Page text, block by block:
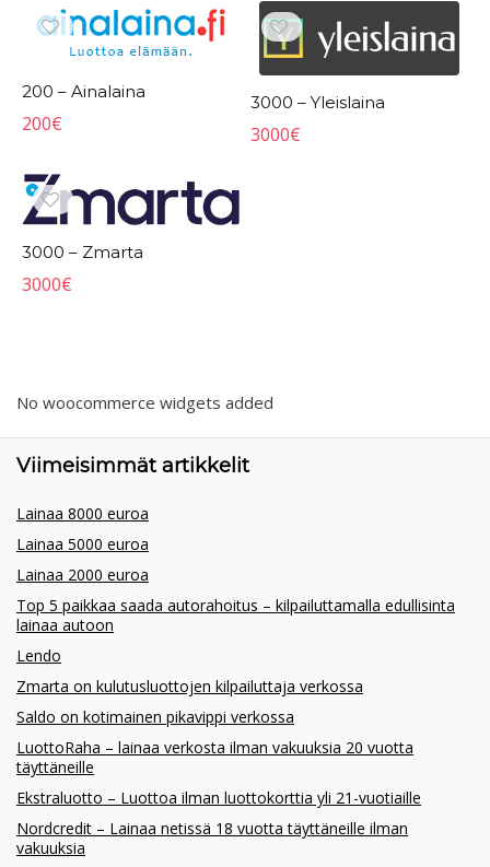
200 – Ainalaina
200€
3000 – Yleislaina
3000€
3000 – Zmarta
3000€
No woocommerce widgets added
Viimeisimmät artikkelit
Lainaa 8000 euroa
Lainaa 5000 euroa
Lainaa 2000 euroa
Top 5 paikkaa saada autorahoitus – kilpailuttamalla edullisinta
lainaa autoon
Lendo
Zmarta on kulutusluottojen kilpailuttaja verkossa
Saldo on kotimainen pikavippi verkossa
LuottoRaha – lainaa verkosta ilman vakuuksia 20 vuotta
täyttäneille
Ekstraluotto – Luottoa ilman luottokorttia yli 21-vuotiaille
Nordcredit – Lainaa netissä 18 vuotta täyttäneille ilman
vakuuksia